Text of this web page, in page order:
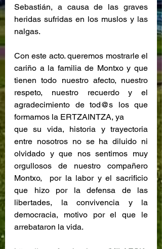
Sebastián, a causa de las graves
heridas sufridas en los muslos y las
nalgas.
Con este acto. queremos mostrarle el
cariño a la familia de Montxo y que
tienen todo nuestro afecto, nuestro
respeto, nuestro recuerdo y el
agradecimiento de tod@s los que
formamos la ERTZAINTZA, ya
que su vida, historia y trayectoria
entre nosotros no se ha diluido ni
olvidado y que nos sentimos muy
orgullosos de nuestro compañero
Montxo,  por la labor y el sacrificio
que hizo por la defensa de las
libertades, la convivencia y la
democracia, motivo por el que le
arrebataron la vida.